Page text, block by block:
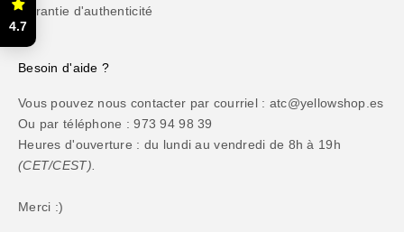
Garantie d'authenticité
Besoin d'aide ?
Vous pouvez nous contacter par courriel : atc@yellowshop.es
Ou par téléphone : 973 94 98 39
Heures d'ouverture : du lundi au vendredi de 8h à 19h
(CET/CEST).
Merci :)
4.7